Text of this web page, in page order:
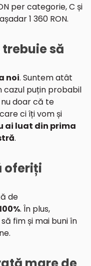
per categorie, C și
1 360 RON.
să
noi. Suntem atât
cazul puțin probabil
doar că te
ci îți vom și
ai luat din prima
.
oferiți
de
. În plus,
fim și mai buni în